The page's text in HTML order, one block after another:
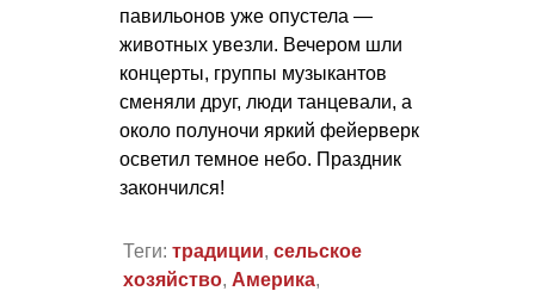
павильонов уже опустела —
животных увезли. Вечером шли
концерты, группы музыкантов
сменяли друг, люди танцевали, а
около полуночи яркий фейерверк
осветил темное небо. Праздник
закончился!
Теги: традиции, сельское
хозяйство, Америка,